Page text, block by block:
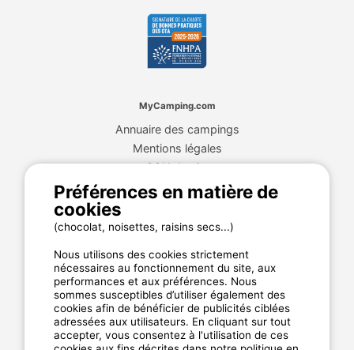
MyCamping.com
Annuaire des campings
Mentions légales
CGU du site
Plan de site
Charte de confidentialité
La garantie MyCamping.com
Un paiement 100% sécurisé
Un service client disponible et dédié
Les meilleurs établissements référencés
Préférences en matière de
cookies
(chocolat, noisettes, raisins secs...)
Nous utilisons des cookies strictement
nécessaires au fonctionnement du site, aux
performances et aux préférences. Nous
sommes susceptibles d’utiliser également des
cookies afin de bénéficier de publicités ciblées
adressées aux utilisateurs. En cliquant sur tout
accepter, vous consentez à l'utilisation de ces